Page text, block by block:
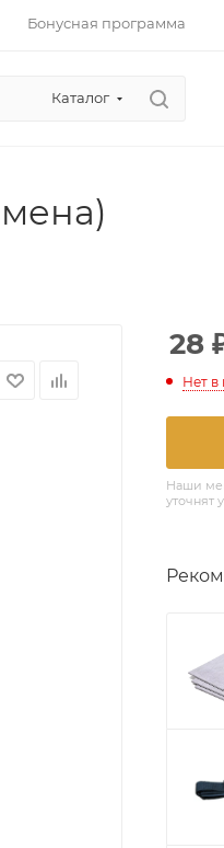
Бонусная программа
Каталог
28
Нет в
Наши
уточнят